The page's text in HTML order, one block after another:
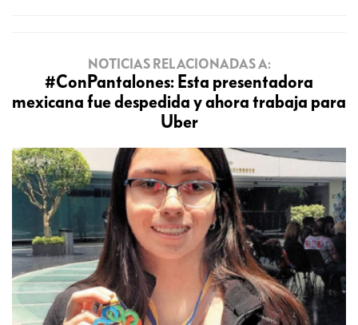
NOTICIAS RELACIONADAS A:
#ConPantalones: Esta presentadora
mexicana fue despedida y ahora trabaja para
Uber